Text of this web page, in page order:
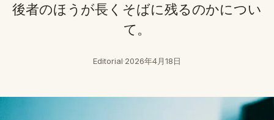
後者のほうが長くそばに残るのかについ
て。
Editorial·2026年4月18日